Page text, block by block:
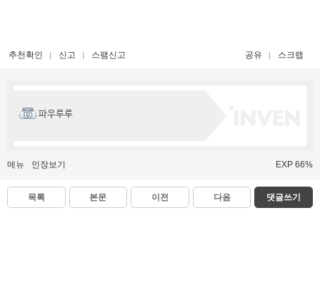
추천확인 신고 스팸신고 공유 스크랩
파우루루
메뉴 인장보기 EXP 66%
목록 본문 이전 다음 댓글쓰기